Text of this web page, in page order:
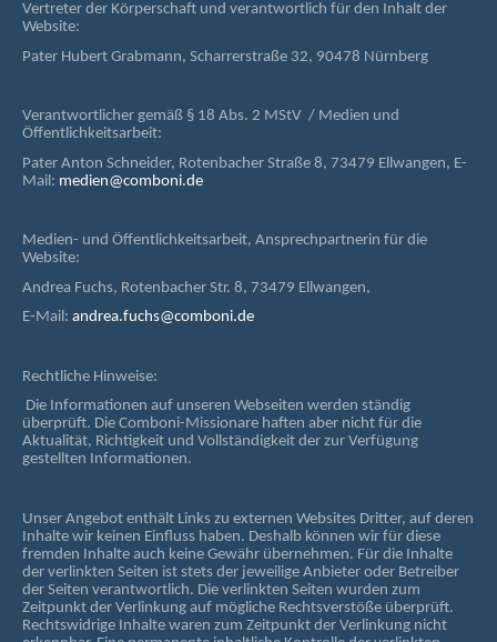
Vertreter der Körperschaft und verantwortlich für den Inhalt der
Website:
Pater Hubert Grabmann, Scharrerstraße 32, 90478 Nürnberg
Verantwortlicher gemäß § 18 Abs. 2 MStV / Medien und
Öffentlichkeitsarbeit:
Pater Anton Schneider, Rotenbacher Straße 8, 73479 Ellwangen, E-
Mail: medien@comboni.de
Medien- und Öffentlichkeitsarbeit, Ansprechpartnerin für die
Website:
Andrea Fuchs, Rotenbacher Str. 8, 73479 Ellwangen,
E-Mail: andrea.fuchs@comboni.de
Rechtliche Hinweise:
Die Informationen auf unseren Webseiten werden ständig
überprüft. Die Comboni-Missionare haften aber nicht für die
Aktualität, Richtigkeit und Vollständigkeit der zur Verfügung
gestellten Informationen.
Unser Angebot enthält Links zu externen Websites Dritter, auf deren
Inhalte wir keinen Einfluss haben. Deshalb können wir für diese
fremden Inhalte auch keine Gewähr übernehmen. Für die Inhalte
der verlinkten Seiten ist stets der jeweilige Anbieter oder Betreiber
der Seiten verantwortlich. Die verlinkten Seiten wurden zum
Zeitpunkt der Verlinkung auf mögliche Rechtsverstöße überprüft.
Rechtswidrige Inhalte waren zum Zeitpunkt der Verlinkung nicht